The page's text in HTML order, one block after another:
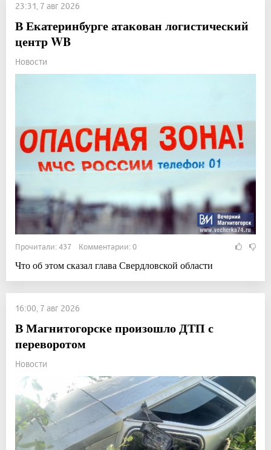
23:31, 7 авг 2026
В Екатеринбурге атакован логистический
центр WB
Новости
Прочитали: 437 Комментарии: 0
Что об этом сказал глава Свердловской области
16:00, 7 авг 2026
В Магнитогорске произошло ДТП с
переворотом
Новости